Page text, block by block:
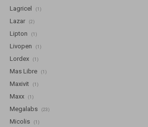
Lagricel (1)
Lazar (2)
Lipton (1)
Livopen (1)
Lordex (1)
Mas Libre (1)
Maxivit (1)
Maxx (1)
Megalabs (23)
Micolis (1)